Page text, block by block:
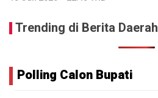
Trending di Berita Daerah
Polling Calon Bupati